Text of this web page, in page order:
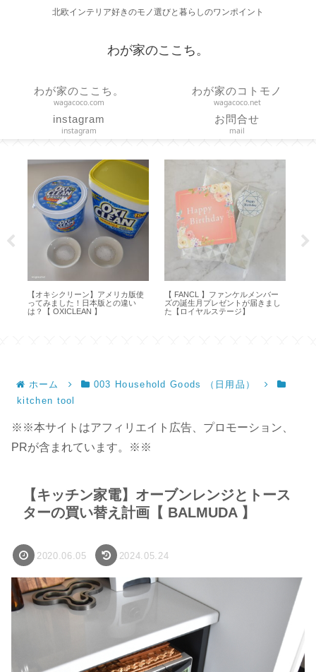
北欧インテリア好きのモノ選びと暮らしのワンポイント
わが家のここち。
わが家のここち。
wagacoco.com
わが家のコトモノ
wagacoco.net
instagram
instagram
お問合せ
mail
【オキシクリーン】アメリカ版使
ってみました！日本版との違い
は？【 OXICLEAN 】
【 FANCL 】ファンケルメンバー
ズの誕生月プレゼントが届きまし
た【ロイヤルステージ】
ホーム
003 Household Goods （日用品）
kitchen tool
※※本サイトはアフィリエイト広告、プロモーション、
PRが含まれています。※※
【キッチン家電】オーブンレンジとトース
ターの買い替え計画【 BALMUDA 】
2020.06.05 2024.05.24